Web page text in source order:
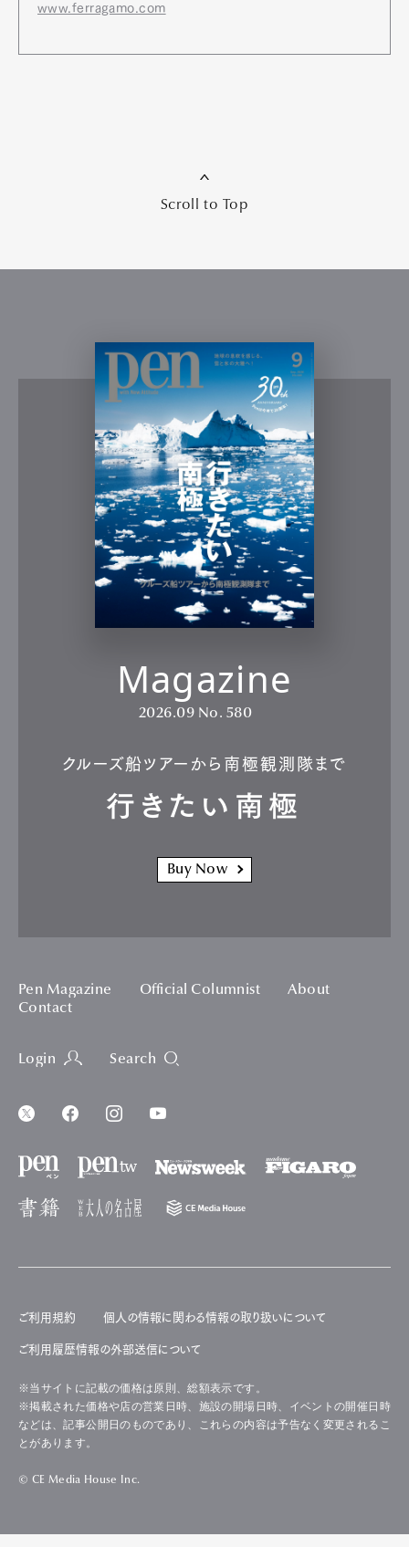
www.ferragamo.com
Scroll to Top
Magazine
2026.09 No. 580
クルーズ船ツアーから南極観測隊まで
行きたい南極
Buy Now
Pen Magazine Official Columnist
About
Contact
Login Search
ご利用規約 個人の情報に関わる情報の取り扱いについて
ご利用履歴情報の外部送信について
※当サイトに記載の価格は原則、総額表示です。
※掲載された価格や店の営業日時、施設の開場日時、イベントの開催日時
などは、記事公開日のものであり、これらの内容は予告なく変更されるこ
とがあります。
© CE Media House Inc.